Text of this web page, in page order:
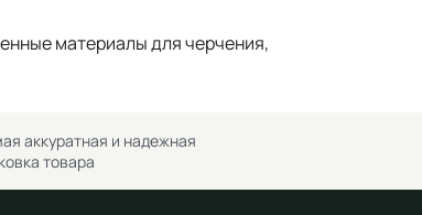
материалы для черчения,
аккуратная и надежная
товара